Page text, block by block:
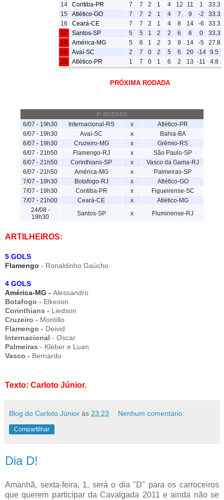
14
Coritiba-PR 7 7 2 1 4 12 11 1
33.3
15
Atlético-GO 7 7 2 1 4 7 9 -2
33.3
16
Ceará-CE 7 7 2 1 4 8 14 -6
33.3
17
Santos-SP 5 5 1 2 2 6 6 0
33.3
18
América-MG 5 6 1 2 3 9 14 -5
27.8
19
Avaí-SC 2 7 0 2 5 6 20 -14
9.5
20
Atlético-PR 1 7 0 1 6 2 13 -11 4.8
PRÓXIMA RODADA
8ª RODADA
6/07 - 19h30 Internacional-RS x
Atlético-PR
6/07 - 19h30
Avaí-SC x
Bahia-BA
6/07 - 19h30
Cruzeiro-MG x
Grêmio-RS
6/07 - 21h50
Flamengo-RJ x
São Paulo-SP
6/07 - 21h50
Corinthians-SP x
Vasco da Gama-RJ
6/07 - 21h50
América-MG x
Palmeiras-SP
7/07 - 19h30
Botafogo-RJ x
Atlético-GO
7/07 - 19h30
Coritiba-PR x
Figueirense-SC
7/07 - 21h00
Ceará-CE x
Atlético-MG
24/08 -
19h30
Santos-SP x Fluminense-RJ
ARTILHEIROS:
5 GOLS
Flamengo - Ronaldinho Gaúcho.
4 GOLS
América-MG - Alessandro
Botafogo - Elkeson
Corinthians - Liedson
Cruzeiro - Montillo
Flamengo - Deivid
Internacional - Oscar
Palmeiras - Kleber e Luan
Vasco - Bernardo
Texto: Carloto Júnior.
Blog do Carloto Júnior às 23:23 Nenhum comentário:
Compartilhar
Dia D!
Amanhã, sexta-feira, 1, será o dia "D" para os carroceiros
que querem participar da Cavalgada 2011 e ainda não se